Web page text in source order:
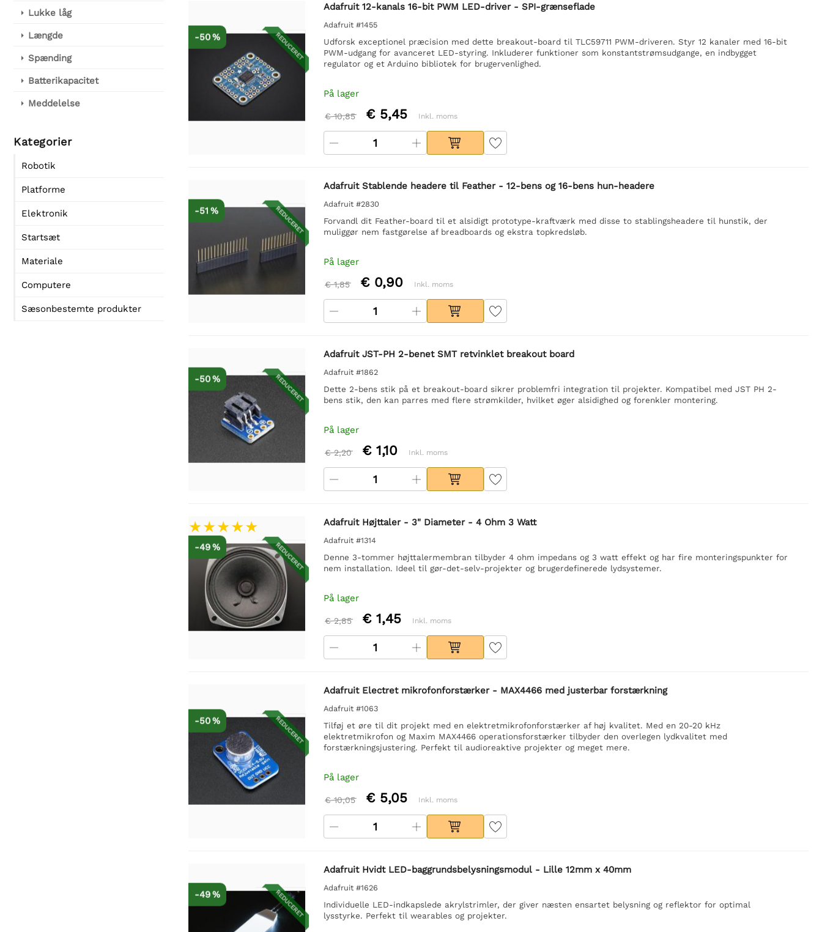
Lukke låg
Længde
Spænding
Batterikapacitet
Meddelelse
Kategorier
Robotik
Platforme
Elektronik
Startsæt
Materiale
Computere
Sæsonbestemte produkter
REDUCERET
-50 %
Adafruit 12-kanals 16-bit PWM LED-driver - SPI-grænseflade
Adafruit #1455
Udforsk exceptionel præcision med dette breakout-board til TLC59711 PWM-driveren. Styr 12 kanaler med 16-bit
PWM-udgang for avanceret LED-styring. Inkluderer funktioner som konstantstrømsudgange, en indbygget
regulator og et Arduino bibliotek for brugervenlighed.
På lager
€ 10,85 € 5,45 Inkl. moms
REDUCERET
-51 %
Adafruit Stablende headere til Feather - 12-bens og 16-bens hun-headere
Adafruit #2830
Forvandl dit Feather-board til et alsidigt prototype-kraftværk med disse to stablingsheadere til hunstik, der
muliggør nem fastgørelse af breadboards og ekstra topkredsløb.
På lager
€ 1,85 € 0,90 Inkl. moms
REDUCERET
-50 %
Adafruit JST-PH 2-benet SMT retvinklet breakout board
Adafruit #1862
Dette 2-bens stik på et breakout-board sikrer problemfri integration til projekter. Kompatibel med JST PH 2-
bens stik, den kan parres med flere strømkilder, hvilket øger alsidighed og forenkler montering.
På lager
€ 2,20 € 1,10 Inkl. moms
REDUCERET
-49 %
Adafruit Højttaler - 3" Diameter - 4 Ohm 3 Watt
Adafruit #1314
Denne 3-tommer højttalermembran tilbyder 4 ohm impedans og 3 watt effekt og har fire monteringspunkter for
nem installation. Ideel til gør-det-selv-projekter og brugerdefinerede lydsystemer.
På lager
€ 2,85 € 1,45 Inkl. moms
REDUCERET
-50 %
Adafruit Electret mikrofonforstærker - MAX4466 med justerbar forstærkning
Adafruit #1063
Tilføj et øre til dit projekt med en elektretmikrofonforstærker af høj kvalitet. Med en 20-20 kHz
elektretmikrofon og Maxim MAX4466 operationsforstærker tilbyder den overlegen lydkvalitet med
forstærkningsjustering. Perfekt til audioreaktive projekter og meget mere.
På lager
€ 10,05 € 5,05 Inkl. moms
REDUCERET
-49 %
Adafruit Hvidt LED-baggrundsbelysningsmodul - Lille 12mm x 40mm
Adafruit #1626
Individuelle LED-indkapslede akrylstrimler, der giver næsten ensartet belysning og reflektor for optimal
lysstyrke. Perfekt til wearables og projekter.